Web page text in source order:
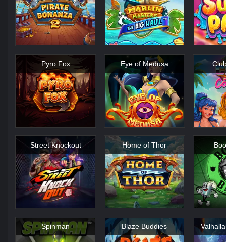
Pyro Fox Eye of Medusa
Street Knockout Home of Thor
Spinman Blaze Buddies